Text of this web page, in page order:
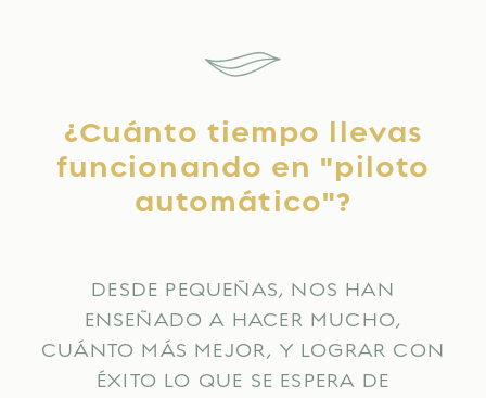
¿Cuánto tiempo llevas
funcionando en "piloto
automático"?
DESDE PEQUEÑAS, NOS HAN
ENSEÑADO A HACER MUCHO,
CUÁNTO MÁS MEJOR, Y LOGRAR CON
ÉXITO LO QUE SE ESPERA DE